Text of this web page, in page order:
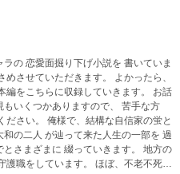
の 恋愛面掘り下げ小説を 書いていま
めさせていただきます。 よかったら、
もいくつかありますので、 苦手な方
構な自信家の蛍と
和の二人 が辿って来た人生の一部を 過
さまざまに 綴っていきます。 地方の
います。 ほぼ、不老不死に